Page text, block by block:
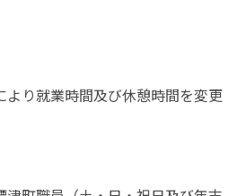
り就業時間及び休憩時間を変更